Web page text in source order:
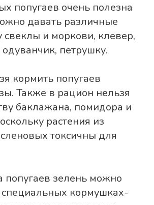
попугаев очень полезна
давать различные
свеклы и моркови, клевер,
петрушку.
кормить попугаев
Также в рацион нельзя
баклажана, помидора и
растения из
токсичны для
попугаев зелень можно
кормушках-